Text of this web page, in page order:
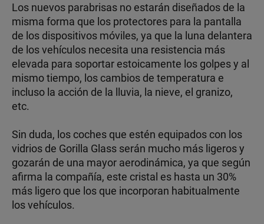
Los nuevos parabrisas no estarán diseñados de la
misma forma que los protectores para la pantalla
de los dispositivos móviles, ya que la luna delantera
de los vehículos necesita una resistencia más
elevada para soportar estoicamente los golpes y al
mismo tiempo, los cambios de temperatura e
incluso la acción de la lluvia, la nieve, el granizo,
etc.
Sin duda, los coches que estén equipados con los
vidrios de Gorilla Glass serán mucho más ligeros y
gozarán de una mayor aerodinámica, ya que según
afirma la compañía, este cristal es hasta un 30%
más ligero que los que incorporan habitualmente
los vehículos.